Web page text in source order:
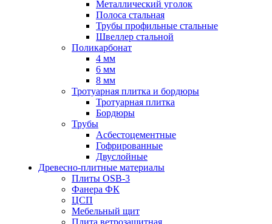
Металлический уголок
Полоса стальная
Трубы профильные стальные
Швеллер стальной
Поликарбонат
4 мм
6 мм
8 мм
Тротуарная плитка и бордюры
Тротуарная плитка
Бордюры
Трубы
Асбестоцементные
Гофрированные
Двуслойные
Древесно-плитные материалы
Плиты OSB-3
Фанера ФК
ЦСП
Мебельный щит
Плита ветрозащитная